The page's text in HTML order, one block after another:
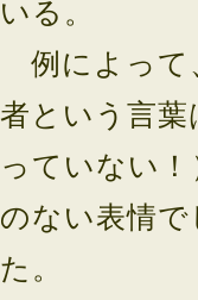
いる。
例によって
者という言
っていない
のない表情
た。